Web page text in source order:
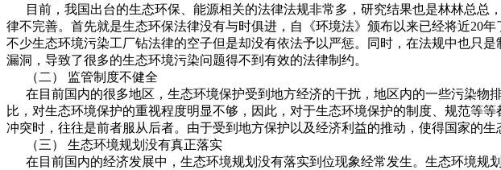
目前，我国出台的生态环保、能源相关的法律法规非常多，研究结果也是林林总总
律不完善。首先就是生态环保法律没有与时俱进，自《环境法》颁布以来已经将近20
不少生态环境污染工厂钻法律的空子但是却没有依法予以严惩。同时，在法规中也只
漏洞，导致了很多的生态环境污染问题得不到有效的法律制约。
（二） 监管制度不健全
在目前国内的很多地区，生态环境保护受到地方经济的干扰，地区内的一些污染物
比，对生态环境保护的重视程度明显不够，因此，对于生态环境保护的制度、规范等
冲突时，往往是前者服从后者。由于受到地方保护以及经济利益的推动，使得国家的
（三） 生态环境规划没有真正落实
在目前国内的经济发展中，生态环境规划没有落实到位现象经常发生。生态环境规